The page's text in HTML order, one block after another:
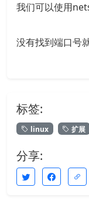
我们可以使用
没有找到端口号
标签:
linux 扩展
分享: